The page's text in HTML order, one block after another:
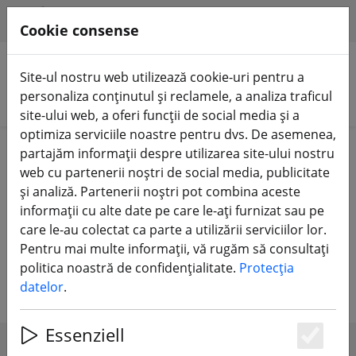
Căutare produse
Home Echipament
Telecomandă RC
Transmițător RC
Transmițător de telecomandă RC
pentru multicoptere, avioane și
multe alte modele RC.
Cookie consense
Site-ul nostru web utilizează cookie-uri pentru a
personaliza conținutul și reclamele, a analiza traficul
site-ului web, a oferi funcții de social media și a
optimiza serviciile noastre pentru dvs. De asemenea,
partajăm informații despre utilizarea site-ului nostru
web cu partenerii noștri de social media, publicitate
și analiză. Partenerii noștri pot combina aceste
informații cu alte date pe care le-ați furnizat sau pe
care le-au colectat ca parte a utilizării serviciilor lor.
Pentru mai multe informații, vă rugăm să consultați
politica noastră de confidențialitate. Protecția
datelor.
Essenziell